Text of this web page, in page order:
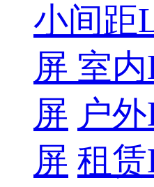
小间距
屏 室
屏 户
屏 租